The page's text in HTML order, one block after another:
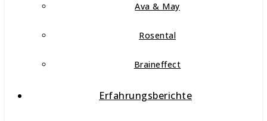
Ava & May
Rosental
Braineffect
Erfahrungsberichte